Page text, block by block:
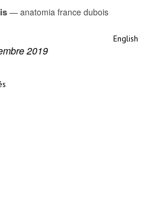
— anatomia france dubois
English
2019